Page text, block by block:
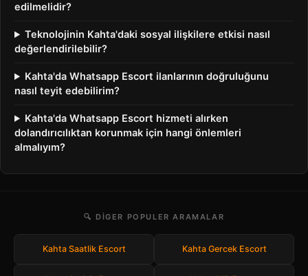
edilmelidir?
Teknolojinin Kahta'daki sosyal ilişkilere etkisi nasıl
değerlendirilebilir?
Kahta'da Whatsapp Escort ilanlarının doğruluğunu
nasıl teyit edebilirim?
Kahta'da Whatsapp Escort hizmeti alırken
dolandırıcılıktan korunmak için hangi önlemleri
almalıyım?
🔍 DIGER POPULER ARAMALAR
Kahta Saatlik Escort Kahta Gercek Escort